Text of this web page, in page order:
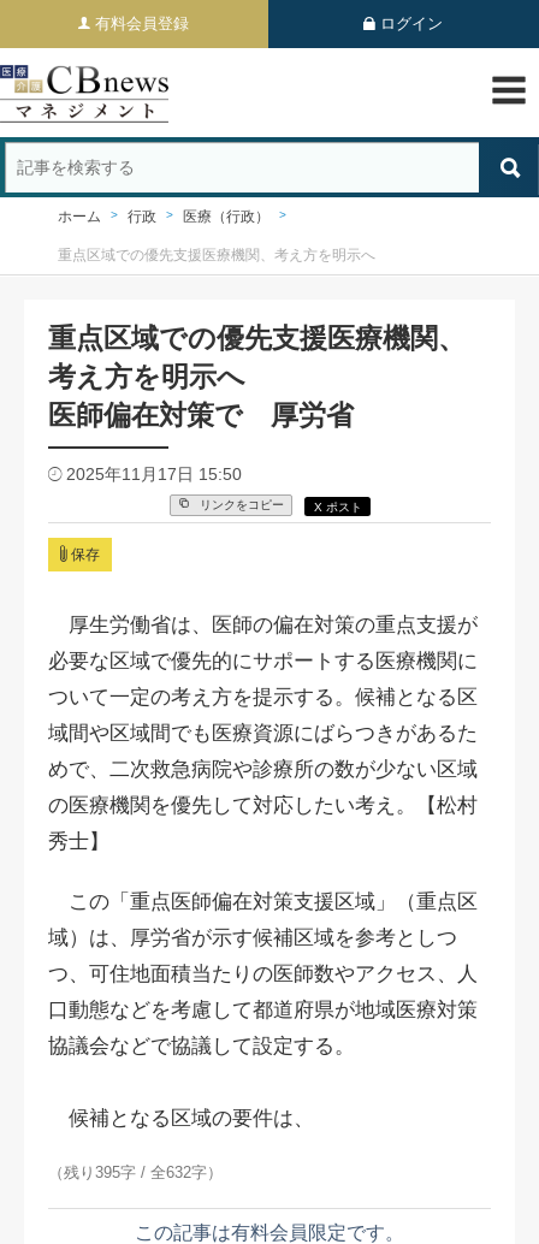
有料会員登録 ログイン
ホーム 行政 医療（行政）
重点区域での優先支援医療機関、考え方を明示へ
重点区域での優先支援医療機関、
考え方を明示へ
医師偏在対策で 厚労省
2025年11月17日 15:50
リンクをコピー X ポスト
保存
厚生労働省は、医師の偏在対策の重点支援が
必要な区域で優先的にサポートする医療機関に
ついて一定の考え方を提示する。候補となる区
域間や区域間でも医療資源にばらつきがあるた
めで、二次救急病院や診療所の数が少ない区域
の医療機関を優先して対応したい考え。【松村
秀士】
この「重点医師偏在対策支援区域」（重点区
域）は、厚労省が示す候補区域を参考としつ
つ、可住地面積当たりの医師数やアクセス、人
口動態などを考慮して都道府県が地域医療対策
協議会などで協議して設定する。
候補となる区域の要件は、
（残り395字 / 全632字）
この記事は有料会員限定です。